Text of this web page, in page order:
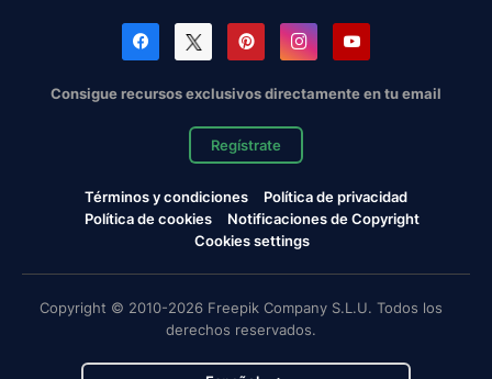
Consigue recursos exclusivos directamente en tu email
Regístrate
Términos y condiciones
Política de privacidad
Política de cookies
Notificaciones de Copyright
Cookies settings
Copyright © 2010-2026 Freepik Company S.L.U. Todos los
derechos reservados.